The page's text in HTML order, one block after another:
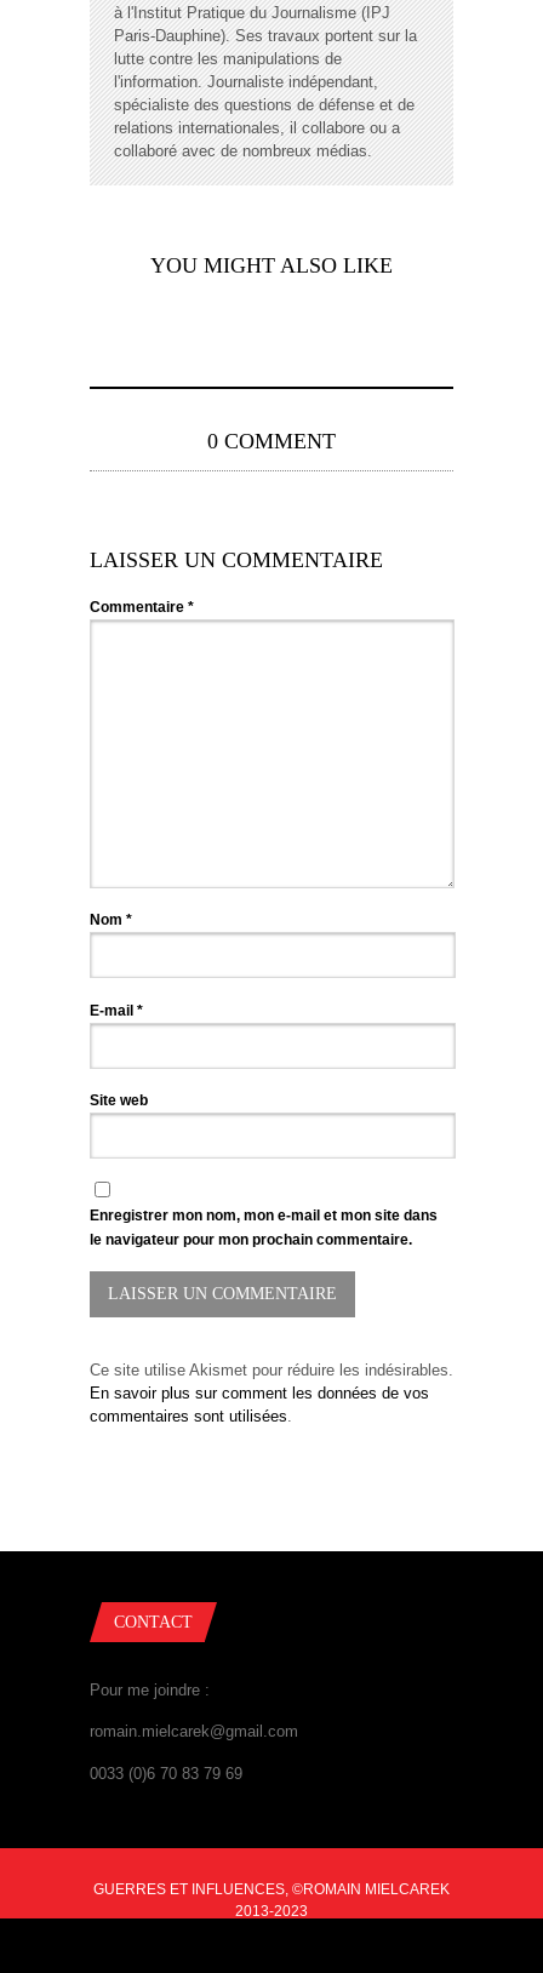
à l'Institut Pratique du Journalisme (IPJ
Paris-Dauphine). Ses travaux portent sur la
lutte contre les manipulations de
l'information. Journaliste indépendant,
spécialiste des questions de défense et de
relations internationales, il collabore ou a
collaboré avec de nombreux médias.
YOU MIGHT ALSO LIKE
0 COMMENT
LAISSER UN COMMENTAIRE
Commentaire *
Nom *
E-mail *
Site web
Enregistrer mon nom, mon e-mail et mon site dans
le navigateur pour mon prochain commentaire.
Ce site utilise Akismet pour réduire les indésirables.
En savoir plus sur comment les données de vos
commentaires sont utilisées.
CONTACT
Pour me joindre :
romain.mielcarek@gmail.com
0033 (0)6 70 83 79 69
GUERRES ET INFLUENCES, ©ROMAIN MIELCAREK
2013-2023